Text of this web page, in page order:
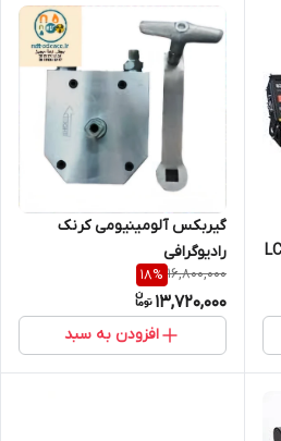
گیربکس آلومینیومی کرنک
رادیوگرافی
16,800,000
18%
13,720,000
افزودن به سبد